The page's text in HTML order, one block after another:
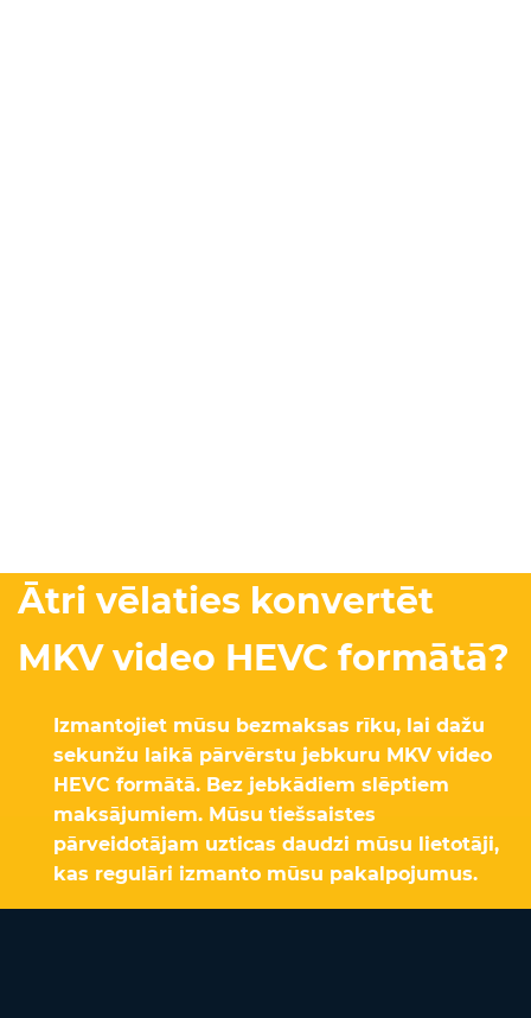
Ātri vēlaties konvertēt
MKV video HEVC formātā?
Izmantojiet mūsu bezmaksas rīku, lai dažu
sekunžu laikā pārvērstu jebkuru MKV video
HEVC formātā. Bez jebkādiem slēptiem
maksājumiem. Mūsu tiešsaistes
pārveidotājam uzticas daudzi mūsu lietotāji,
kas regulāri izmanto mūsu pakalpojumus.